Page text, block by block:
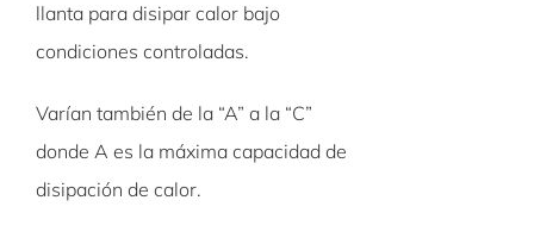
llanta para disipar calor bajo
condiciones controladas.
Varían también de la “A” a la “C”
donde A es la máxima capacidad de
disipación de calor.